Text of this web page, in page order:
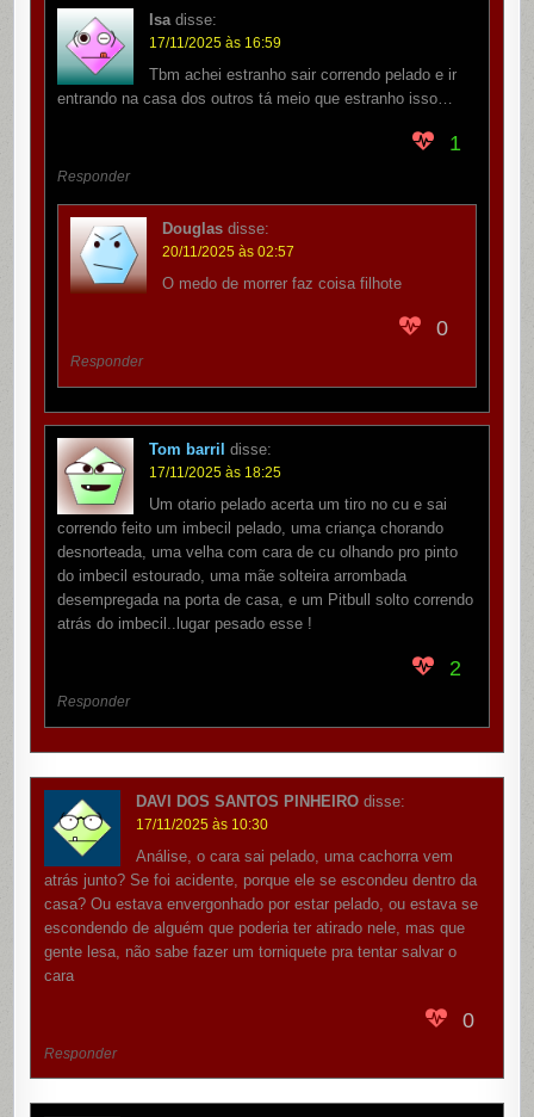
Isa disse:
17/11/2025 às 16:59
Tbm achei estranho sair correndo pelado e ir
entrando na casa dos outros tá meio que estranho isso…
1
Responder
Douglas disse:
20/11/2025 às 02:57
O medo de morrer faz coisa filhote
0
Responder
Tom barril disse:
17/11/2025 às 18:25
Um otario pelado acerta um tiro no cu e sai
correndo feito um imbecil pelado, uma criança chorando
desnorteada, uma velha com cara de cu olhando pro pinto
do imbecil estourado, uma mãe solteira arrombada
desempregada na porta de casa, e um Pitbull solto correndo
atrás do imbecil..lugar pesado esse !
2
Responder
DAVI DOS SANTOS PINHEIRO disse:
17/11/2025 às 10:30
Análise, o cara sai pelado, uma cachorra vem
atrás junto? Se foi acidente, porque ele se escondeu dentro da
casa? Ou estava envergonhado por estar pelado, ou estava se
escondendo de alguém que poderia ter atirado nele, mas que
gente lesa, não sabe fazer um torniquete pra tentar salvar o
cara
0
Responder